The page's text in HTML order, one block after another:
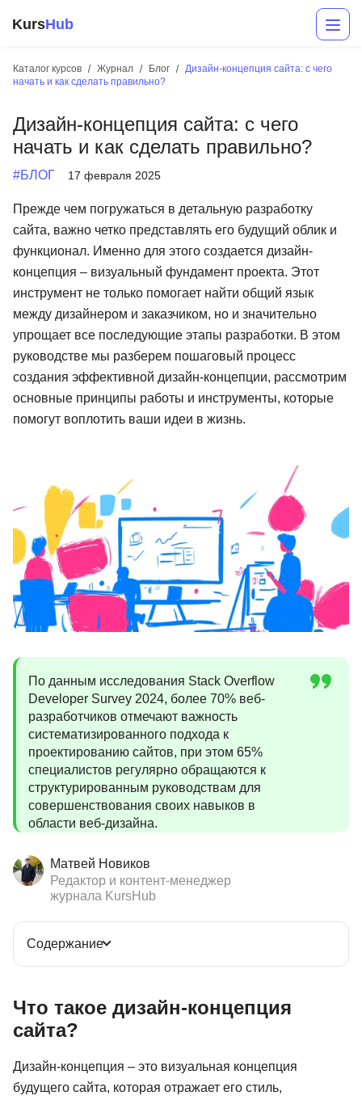
KursHub
Каталог курсов Журнал Блог
Дизайн-концепция сайта: с чего
начать и как сделать правильно?
Дизайн-концепция сайта: с чего
начать и как сделать правильно?
#БЛОГ 17 февраля 2025
Прежде чем погружаться в детальную разработку
сайта, важно четко представлять его будущий облик и
функционал. Именно для этого создается дизайн-
концепция – визуальный фундамент проекта. Этот
инструмент не только помогает найти общий язык
между дизайнером и заказчиком, но и значительно
упрощает все последующие этапы разработки. В этом
руководстве мы разберем пошаговый процесс
создания эффективной дизайн-концепции, рассмотрим
основные принципы работы и инструменты, которые
помогут воплотить ваши идеи в жизнь.
По данным исследования Stack Overflow
Developer Survey 2024, более 70% веб-
разработчиков отмечают важность
систематизированного подхода к
проектированию сайтов, при этом 65%
специалистов регулярно обращаются к
структурированным руководствам для
совершенствования своих навыков в
области веб-дизайна.
Матвей Новиков
Редактор и контент-менеджер
журнала KursHub
Содержание
Что такое дизайн-концепция
сайта?
Дизайн-концепция – это визуальная концепция
будущего сайта, которая отражает его стиль,
Разработка
Маркетинг
Дизайн
Аналитика
Менеджмент
Иностранные языки
Soft Skills
Акции и промокоды
Рейтинг онлайн-школ